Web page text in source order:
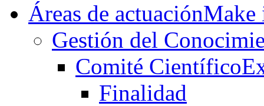
Áreas de actuación
Gestión del
Comité Científico
Finalidad